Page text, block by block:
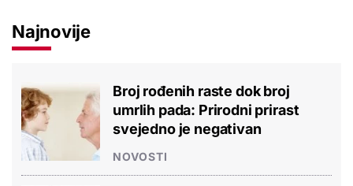
Najnovije
Broj rođenih raste dok broj
umrlih pada: Prirodni prirast
svejedno je negativan
NOVOSTI